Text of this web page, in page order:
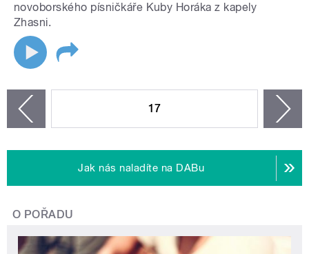
novoborského písničkáře Kuby Horáka z kapely
Zhasni.
17
Jak nás naladíte na DABu
O POŘADU